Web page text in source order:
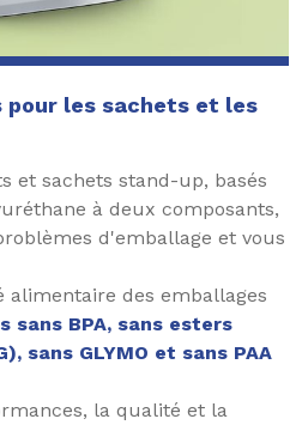
les sachets et les
et sachets stand-up, basés
à deux composants,
d'emballage et vous
des emballages
sans BPA, sans esters
sans GLYMO et sans PAA
la qualité et la